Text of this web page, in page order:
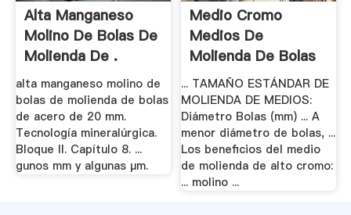
Alta Manganeso
Molino De Bolas De
Molienda De .
alta manganeso molino de
bolas de molienda de bolas
de acero de 20 mm.
Tecnología mineralúrgica.
Bloque II. Capítulo 8. ...
gunos mm y algunas μm.
Medio Cromo
Medios De
Molienda De Bolas
... TAMAÑO ESTÁNDAR DE
MOLIENDA DE MEDIOS:
Diámetro Bolas (mm) ... A
menor diámetro de bolas, ...
Los beneficios del medio
de molienda de alto cromo:
... molino ...